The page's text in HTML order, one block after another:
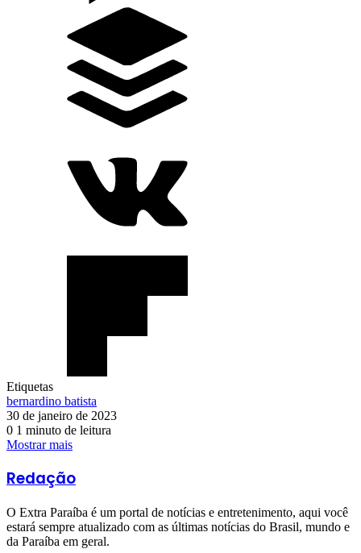
Etiquetas
bernardino batista
30 de janeiro de 2023
0 1 minuto de leitura
Mostrar mais
Redação
O Extra Paraíba é um portal de notícias e entretenimento, aqui você
estará sempre atualizado com as últimas notícias do Brasil, mundo e
da Paraíba em geral.